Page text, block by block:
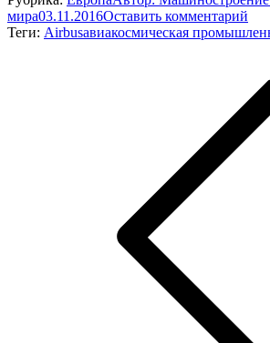
мира03.11.2016Оставить комментарий
Теги: Airbusавиакосмическая